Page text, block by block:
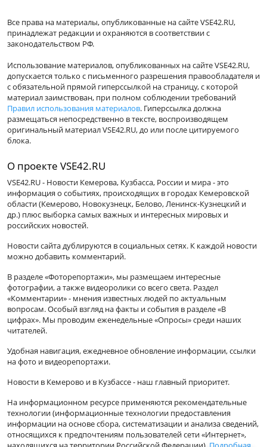
Все права на материалы, опубликованные на сайте VSE42.RU,
принадлежат редакции и охраняются в соответствии с
законодательством РФ.
Использование материалов, опубликованных на сайте VSE42.RU,
допускается только с письменного разрешения правообладателя и
с обязательной прямой гиперссылкой на страницу, с которой
материал заимствован, при полном соблюдении требований
Правил использования материалов. Гиперссылка должна
размещаться непосредственно в тексте, воспроизводящем
оригинальный материал VSE42.RU, до или после цитируемого
блока.
О проекте VSE42.RU
VSE42.RU - Новости Кемерова, Кузбасса, России и мира - это
информация о событиях, происходящих в городах Кемеровской
области (Кемерово, Новокузнецк, Белово, Ленинск-Кузнецкий и
др.) плюс выборка самых важных и интересных мировых и
российских новостей.
Новости сайта дублируются в социальных сетях. К каждой новости
можно добавить комментарий.
В разделе «Фоторепортажи», мы размещаем интересные
фотографии, а также видеоролики со всего света. Раздел
«Комментарии» - мнения известных людей по актуальным
вопросам. Особый взгляд на факты и события в разделе «В
цифрах». Мы проводим еженедельные «Опросы» среди наших
читателей.
Удобная навигация, ежедневное обновление информации, ссылки
на фото и видеорепортажи.
Новости в Кемерово и в Кузбассе - наш главный приоритет.
На информационном ресурсе применяются рекомендательные
технологии (информационные технологии предоставления
информации на основе сбора, систематизации и анализа сведений,
относящихся к предпочтениям пользователей сети «Интернет»,